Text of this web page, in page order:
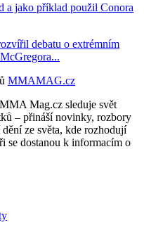
a jako příklad použil Conora
debatu o extrémním
MMAMAG.cz
Mag.cz sleduje svět
– přináší novinky, rozbory
ze světa, kde rozhodují
se dostanou k informacím o